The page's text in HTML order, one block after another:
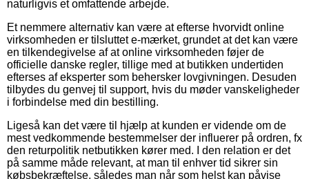
naturligvis et omfattende arbejde.
Et nemmere alternativ kan være at efterse hvorvidt online
virksomheden er tilsluttet e-mærket, grundet at det kan være
en tilkendegivelse af at online virksomheden føjer de
officielle danske regler, tillige med at butikken undertiden
efterses af eksperter som behersker lovgivningen. Desuden
tilbydes du genvej til support, hvis du møder vanskeligheder
i forbindelse med din bestilling.
Ligeså kan det være til hjælp at kunden er vidende om de
mest vedkommende bestemmelser der influerer på ordren, fx
den returpolitik netbutikken kører med. I den relation er det
på samme måde relevant, at man til enhver tid sikrer sin
købsbekræftelse, således man når som helst kan påvise